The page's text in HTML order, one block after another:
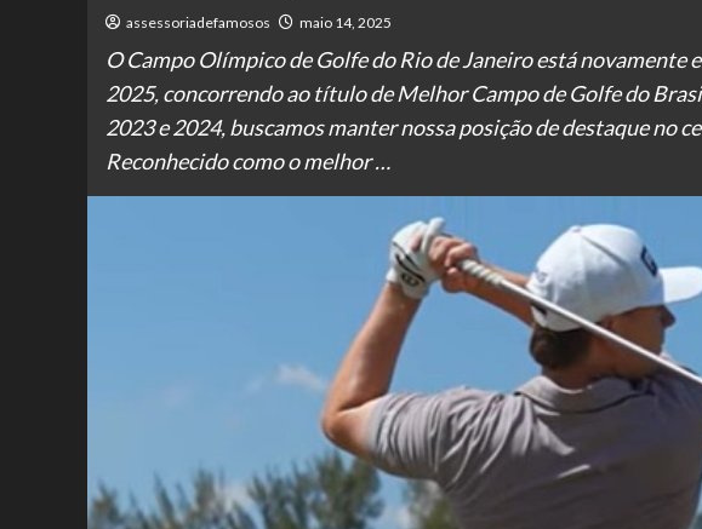
assessoriadefamosos maio 14, 2025
O Campo Olímpico de Golfe do Rio de Janeiro está
2025, concorrendo ao título de Melhor Campo de Golfe do
2023 e 2024, buscamos manter nossa posição de destaque no
Reconhecido como o melhor …